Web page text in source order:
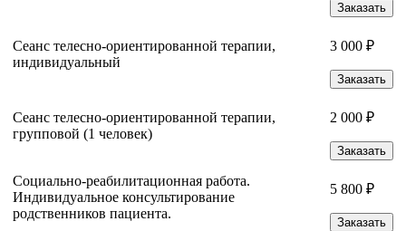
Заказать
Сеанс телесно-ориентированной терапии,
индивидуальный
3 000 ₽
Заказать
Сеанс телесно-ориентированной терапии,
групповой (1 человек)
2 000 ₽
Заказать
Социально-реабилитационная работа.
Индивидуальное консультирование
родственников пациента.
5 800 ₽
Заказать